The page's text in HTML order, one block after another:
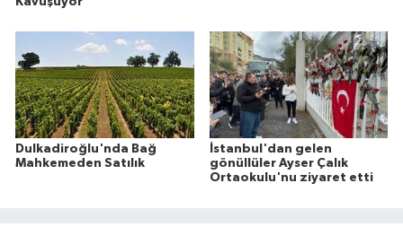
Dulkadiroğlu'nda Bağ
Mahkemeden Satılık
İstanbul'dan gelen
gönüllüler Ayser Çalık
Ortaokulu'nu ziyaret etti